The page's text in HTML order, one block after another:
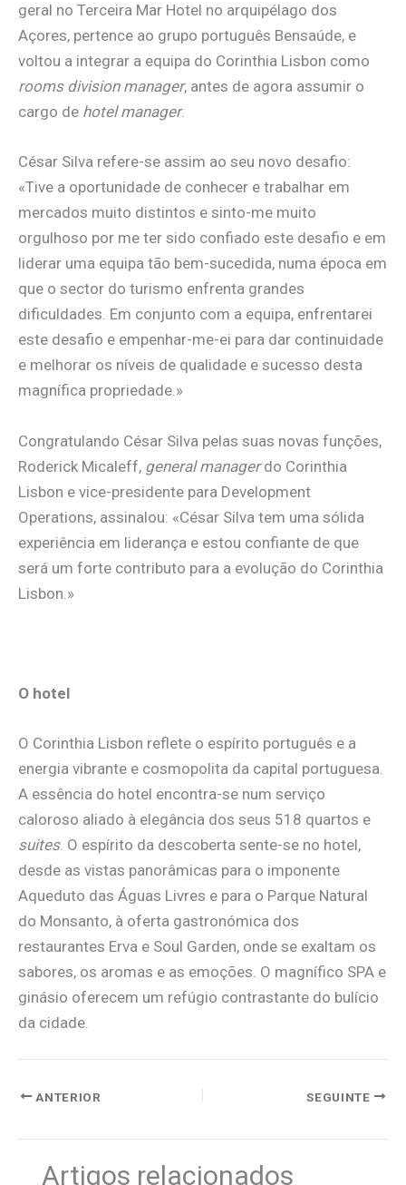
geral no Terceira Mar Hotel no arquipélago dos
Açores, pertence ao grupo português Bensaúde, e
voltou a integrar a equipa do Corinthia Lisbon como
rooms division manager, antes de agora assumir o
cargo de hotel manager.
César Silva refere-se assim ao seu novo desafio:
«Tive a oportunidade de conhecer e trabalhar em
mercados muito distintos e sinto-me muito
orgulhoso por me ter sido confiado este desafio e em
liderar uma equipa tão bem-sucedida, numa época em
que o sector do turismo enfrenta grandes
dificuldades. Em conjunto com a equipa, enfrentarei
este desafio e empenhar-me-ei para dar continuidade
e melhorar os níveis de qualidade e sucesso desta
magnífica propriedade.»
Congratulando César Silva pelas suas novas funções,
Roderick Micaleff, general managerdo Corinthia
Lisbon e vice-presidente para Development
Operations, assinalou: «César Silva tem uma sólida
experiência em liderança e estou confiante de que
será um forte contributo para a evolução do Corinthia
Lisbon.»
O hotel
O Corinthia Lisbon reflete o espírito português e a
energia vibrante e cosmopolita da capital portuguesa.
A essência do hotel encontra-se num serviço
caloroso aliado à elegância dos seus 518 quartos e
suites. O espírito da descoberta sente-se no hotel,
desde as vistas panorâmicas para o imponente
Aqueduto das Águas Livres e para o Parque Natural
do Monsanto, à oferta gastronómica dos
restaurantes Erva e Soul Garden, onde se exaltam os
sabores, os aromas e as emoções. O magnífico SPA e
ginásio oferecem um refúgio contrastante do bulício
da cidade.
ANTERIOR SEGUINTE
Artigos relacionados